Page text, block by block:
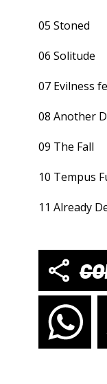
05 Stoned
06 Solitude
07 Evilness
08 Another
09 The Fall
10 Tempus
11 Already